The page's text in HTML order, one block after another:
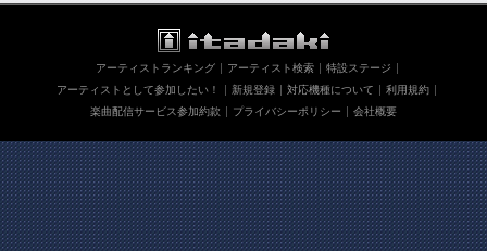
アーティストランキング アーティスト検索
特設ステージ
アーティストとして参加したい！
新規登録 対応機種について
利用規約
楽曲配信サービス参加約款
プライバシーポリシー 会社概要